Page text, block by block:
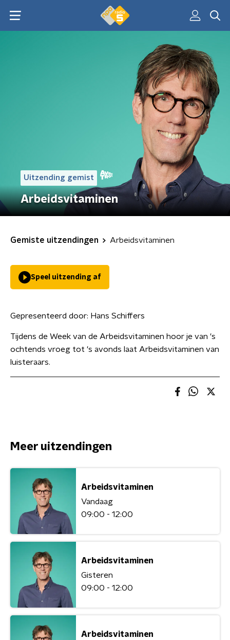
Uitzending gemist
Arbeidsvitaminen
Gemiste uitzendingen Arbeidsvitaminen
Speel uitzending af
Gepresenteerd door: Hans Schiffers
Tijdens de Week van de Arbeidsvitaminen hoor je van 's
ochtends vroeg tot 's avonds laat Arbeidsvitaminen van
luisteraars.
Meer uitzendingen
Arbeidsvitaminen
Vandaag
09:00 - 12:00
Arbeidsvitaminen
Gisteren
09:00 - 12:00
Arbeidsvitaminen